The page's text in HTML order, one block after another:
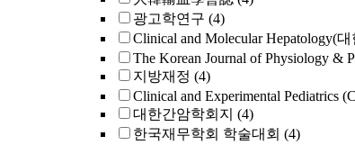
광고학연구 (4)
Clinical and Molecular Hepatology(
The Korean Journal of Physiology &
지방재정 (4)
Clinical and Experimental Pediatrics
대한간암학회지 (4)
한국재무학회 학술대회 (4)